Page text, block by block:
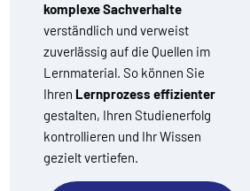
komplexe Sachverhalte
verständlich und verweist
zuverlässig auf die Quellen im
Lernmaterial. So können Sie
Ihren Lernprozess effizienter
gestalten, Ihren Studienerfolg
kontrollieren und Ihr Wissen
gezielt vertiefen.